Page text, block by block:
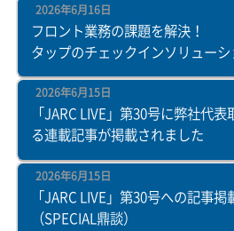
フロント業務の課題を解決！
タップのチェックインソリューシ
2026年6月16日
「JARC LIVE」第30号に弊社代
る連載記事が掲載されました
2026年6月15日
「JARC LIVE」第30号への記事
（SPECIAL鼎談）
2026年6月15日